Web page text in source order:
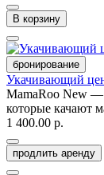
В корзину
бронирование
Укачивающий
MamaRoo New —
которые качают
1 400.00 р.
продлить аренду